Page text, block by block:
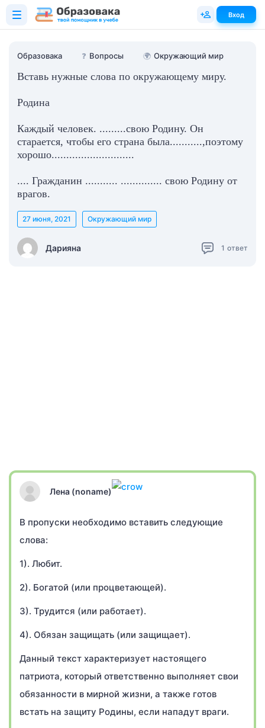
Образовака ❓ Вопросы 🌍 Окружающий мир
Вставь нужные слова по окружающему миру.
Родина
Каждый человек. .........свою Родину. Он
старается, чтобы его страна была...........,поэтому
хорошо............................
.... Гражданин ........... .............. свою Родину от
врагов.
Дарияна
27 июня, 2021 Окружающий мир
1 ответ
Лена (noname)
В пропуски необходимо вставить следующие
слова:
1). Любит.
2). Богатой (или процветающей).
3). Трудится (или работает).
4). Обязан защищать (или защищает).
Данный текст характеризует настоящего
патриота, который ответственно выполняет свои
обязанности в мирной жизни, а также готов
встать на защиту Родины, если нападут враги.
Вход